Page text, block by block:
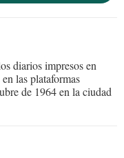
diarios impresos en
las plataformas
de 1964 en la ciudad